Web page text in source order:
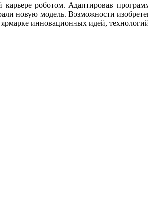
роботом. Адаптировав
новую модель. Возможности
инновационных идей,